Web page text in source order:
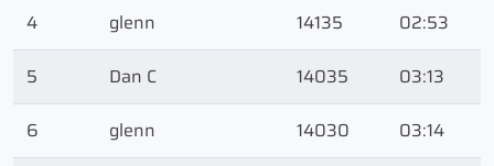
4 glenn 14135
02:53
5
Dan C 14035
03:13
6
glenn 14030
03:14